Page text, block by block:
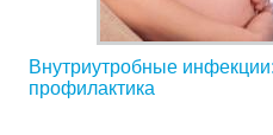
Внутриутробные
профилактика